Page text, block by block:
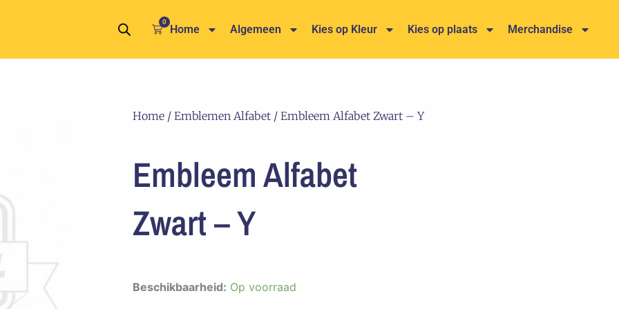
0
Winkelwagen
Home Algemeen Kies op Kleur Kies op plaats Merchandise
Home / Emblemen Alfabet / Embleem Alfabet Zwart – Y
Embleem Alfabet
Zwart – Y
Beschikbaarheid: Op voorraad
Embleem